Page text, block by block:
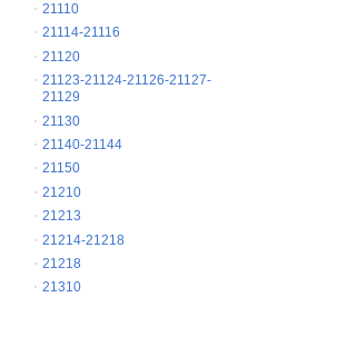
21110
21114-21116
21120
21123-21124-21126-21127-
21129
21130
21140-21144
21150
21210
21213
21214-21218
21218
21310